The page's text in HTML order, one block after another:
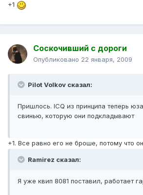
+1
Соскочивший с дороги
Опубликовано 22 января, 2009
Pilot Volkov сказал:
Пришлось. ICQ из принципа теперь
свинью, которую они подкладывают
+1. Все равно его не броше, потому что
Ramirez сказал:
Я уже квип 8081 поставил, работает